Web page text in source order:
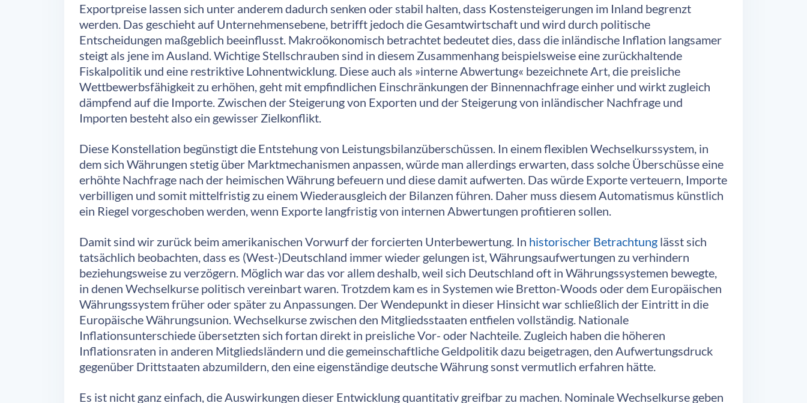
Exportpreise lassen sich unter anderem dadurch senken oder stabil halten, dass Kostensteigerungen im Inland begrenzt
werden. Das geschieht auf Unternehmensebene, betrifft jedoch die Gesamtwirtschaft und wird durch politische
Entscheidungen maßgeblich beeinflusst. Makroökonomisch betrachtet bedeutet dies, dass die inländische Inflation langsamer
steigt als jene im Ausland. Wichtige Stellschrauben sind in diesem Zusammenhang beispielsweise eine zurückhaltende
Fiskalpolitik und eine restriktive Lohnentwicklung. Diese auch als »interne Abwertung« bezeichnete Art, die preisliche
Wettbewerbsfähigkeit zu erhöhen, geht mit empfindlichen Einschränkungen der Binnennachfrage einher und wirkt zugleich
dämpfend auf die Importe. Zwischen der Steigerung von Exporten und der Steigerung von inländischer Nachfrage und
Importen besteht also ein gewisser Zielkonflikt.
Diese Konstellation begünstigt die Entstehung von Leistungsbilanzüberschüssen. In einem flexiblen Wechselkurssystem, in
dem sich Währungen stetig über Marktmechanismen anpassen, würde man allerdings erwarten, dass solche Überschüsse eine
erhöhte Nachfrage nach der heimischen Währung befeuern und diese damit aufwerten. Das würde Exporte verteuern, Importe
verbilligen und somit mittelfristig zu einem Wiederausgleich der Bilanzen führen. Daher muss diesem Automatismus künstlich
ein Riegel vorgeschoben werden, wenn Exporte langfristig von internen Abwertungen profitieren sollen.
Damit sind wir zurück beim amerikanischen Vorwurf der forcierten Unterbewertung. In historischer Betrachtung lässt sich
tatsächlich beobachten, dass es (West-)Deutschland immer wieder gelungen ist, Währungsaufwertungen zu verhindern
beziehungsweise zu verzögern. Möglich war das vor allem deshalb, weil sich Deutschland oft in Währungssystemen bewegte,
in denen Wechselkurse politisch vereinbart waren. Trotzdem kam es in Systemen wie Bretton-Woods oder dem Europäischen
Währungssystem früher oder später zu Anpassungen. Der Wendepunkt in dieser Hinsicht war schließlich der Eintritt in die
Europäische Währungsunion. Wechselkurse zwischen den Mitgliedsstaaten entfielen vollständig. Nationale
Inflationsunterschiede übersetzten sich fortan direkt in preisliche Vor- oder Nachteile. Zugleich haben die höheren
Inflationsraten in anderen Mitgliedsländern und die gemeinschaftliche Geldpolitik dazu beigetragen, den Aufwertungsdruck
gegenüber Drittstaaten abzumildern, den eine eigenständige deutsche Währung sonst vermutlich erfahren hätte.
Es ist nicht ganz einfach, die Auswirkungen dieser Entwicklung quantitativ greifbar zu machen. Nominale Wechselkurse geben